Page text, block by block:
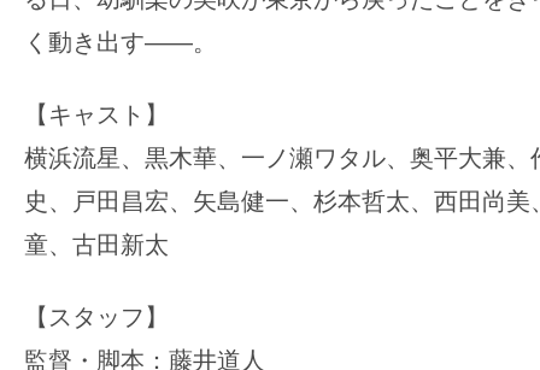
く動き出す――。
【キャスト】
横浜流星、黒木華、一ノ瀬ワタル、奥平大兼、
史、戸田昌宏、矢島健一、杉本哲太、西田尚美
童、古田新太
【スタッフ】
監督・脚本：藤井道人